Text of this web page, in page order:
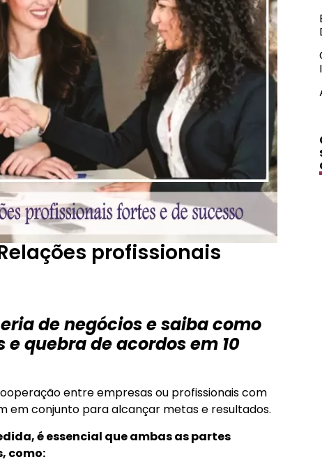
profissionais
de negócios e saiba como
quebra de acordos em 10
entre empresas ou profissionais com
em conjunto para alcançar metas e resultados.
é essencial que ambas as partes
como: